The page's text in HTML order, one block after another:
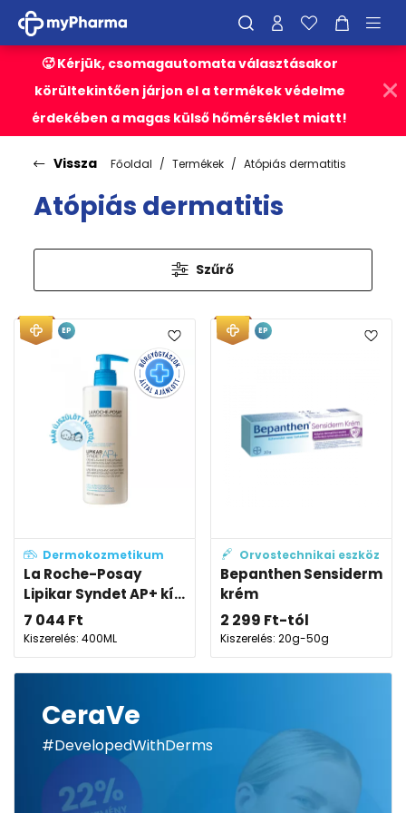
🥵 Kérjük, csomagautomata választásakor
körültekintően járjon el a termékek védelme
érdekében a magas külső hőmérséklet miatt!
Vissza Főoldal Termékek Atópiás dermatitis
Atópiás dermatitis
Szűrő
Dermokozmetikum
La Roche-Posay
Lipikar Syndet AP+ kí...
7 044 Ft
Kiszerelés: 400ML
EP
Orvostechnikai eszköz
Bepanthen Sensiderm
krém
2 299 Ft-tól
Kiszerelés: 20g-50g
EP
CeraVe
#DevelopedWithDerms